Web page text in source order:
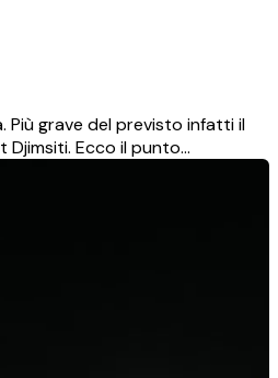
Più grave del previsto infatti il
Ecco il punto…